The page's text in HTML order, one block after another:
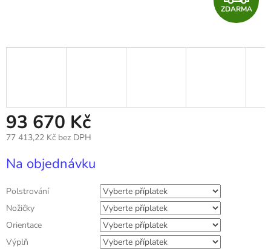
D
A
ZDARMA
93 670 Kč
77 413,22 Kč bez DPH
cena:
Na objednávku
Polstrování
Nožičky
Orientace
Výplň